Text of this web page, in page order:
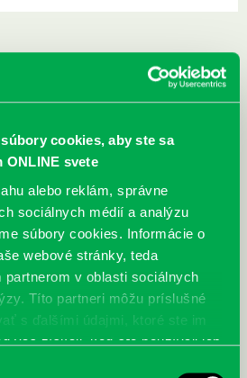
cookies, aby ste sa
ONLINE svete
alebo reklám, správne
sociálnych médií a analýzu
súbory cookies. Informácie o
webové stránky, teda
partnerom v oblasti sociálnych
Títo partneri môžu príslušné
s ďalšími údajmi, ktoré ste im
vás získali, keď ste používali ich